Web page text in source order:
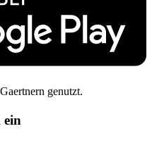
genutzt.
ein